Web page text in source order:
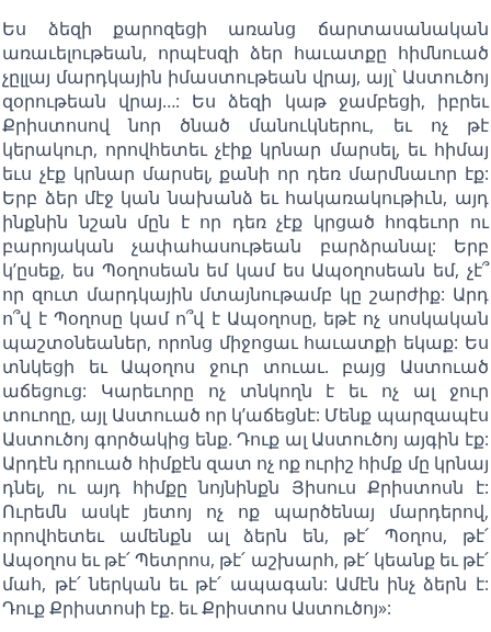
Ես ձեզի քարոզեցի առանց ճարտասանական
առաւելութեան, որպէսզի ձեր հաւատքը հիմնուած
չըլլայ մարդկային իմաստութեան վրայ, այլ՝ Աստուծոյ
զօրութեան վրայ…: Ես ձեզի կաթ ջամբեցի, իբրեւ
Քրիստոսով նոր ծնած մանուկներու, եւ ոչ թէ
կերակուր, որովհետեւ չէիք կրնար մարսել, եւ հիմայ
եւս չէք կրնար մարսել, քանի որ դեռ մարմնաւոր էք:
Երբ ձեր մէջ կան նախանձ եւ հակառակութիւն, այդ
ինքնին նշան մըն է որ դեռ չէք կրցած հոգեւոր ու
բարոյական չափահասութեան բարձրանալ: Երբ
կ’ըսեք, ես Պօղոսեան եմ կամ ես Ապօղոսեան եմ, չէ՞
որ զուտ մարդկային մտայնութամբ կը շարժիք: Արդ
ո՞վ է Պօղոսը կամ ո՞վ է Ապօղոսը, եթէ ոչ սոսկական
պաշտօնեաներ, որոնց միջոցաւ հաւատքի եկաք: Ես
տնկեցի եւ Ապօղոս ջուր տուաւ. բայց Աստուած
աճեցուց: Կարեւորը ոչ տնկողն է եւ ոչ ալ ջուր
տուողը, այլ Աստուած որ կ’աճեցնէ: Մենք պարզապէս
Աստուծոյ գործակից ենք. Դուք ալ Աստուծոյ այգին էք:
Արդէն դրուած հիմքէն զատ ոչ ոք ուրիշ հիմք մը կրնայ
դնել, ու այդ հիմքը նոյնինքն Յիսուս Քրիստոսն է:
Ուրեմն ասկէ յետոյ ոչ ոք պարծենայ մարդերով,
որովհետեւ ամենքն ալ ձերն են, թէ՛ Պօղոս, թէ՛
Ապօղոս եւ թէ՛ Պետրոս, թէ՛ աշխարհ, թէ՛ կեանք եւ թէ՛
մահ, թէ՛ ներկան եւ թէ՛ ապագան: Ամէն ինչ ձերն է:
Դուք Քրիստոսի էք. եւ Քրիստոս Աստուծոյ»: